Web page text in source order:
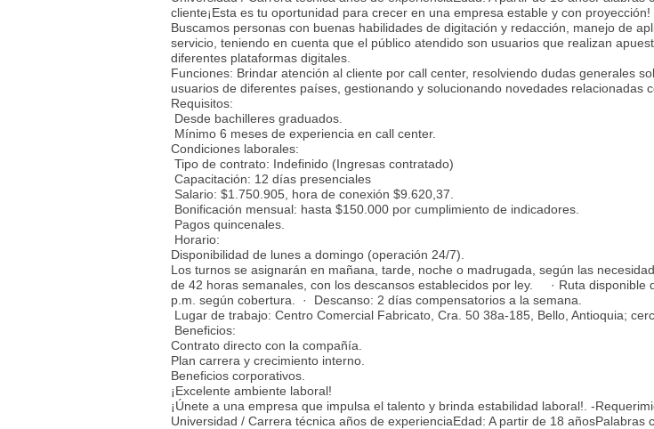
cliente¡Esta es tu oportunidad para crecer en una empresa estable y con proyección!
Buscamos personas con buenas habilidades de digitación y redacción, manejo de
servicio, teniendo en cuenta que el público atendido son usuarios que realizan
diferentes plataformas digitales.
Funciones: Brindar atención al cliente por call center, resolviendo dudas generales
usuarios de diferentes países, gestionando y solucionando novedades relacionadas
Requisitos:
Desde bachilleres graduados.
Mínimo 6 meses de experiencia en call center.
Condiciones laborales:
Tipo de contrato: Indefinido (Ingresas contratado)
Capacitación: 12 días presenciales
Salario: $1.750.905, hora de conexión $9.620,37.
Bonificación mensual: hasta $150.000 por cumplimiento de indicadores.
Pagos quincenales.
Horario:
Disponibilidad de lunes a domingo (operación 24/7).
Los turnos se asignarán en mañana, tarde, noche o madrugada, según las
de 42 horas semanales, con los descansos establecidos por ley. · Ruta disponible
p.m. según cobertura. · Descanso: 2 días compensatorios a la semana.
Lugar de trabajo: Centro Comercial Fabricato, Cra. 50 38a-185, Bello, Antioquia;
Beneficios:
Contrato directo con la compañía.
Plan carrera y crecimiento interno.
Beneficios corporativos.
¡Excelente ambiente laboral!
¡Únete a una empresa que impulsa el talento y brinda estabilidad laboral!. -
Universidad / Carrera técnica años de experienciaEdad: A partir de 18 añosPalabras